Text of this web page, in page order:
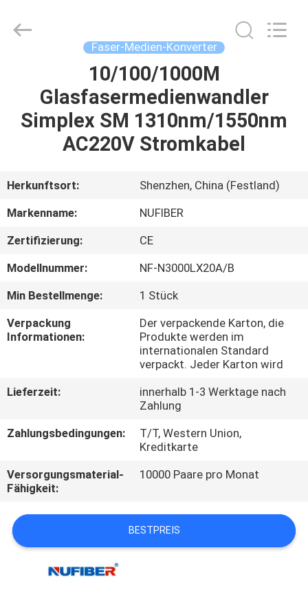
PRODUKTE
UNS
AUSFLUG
QUALITÄTSKONTROLLE
TRETEN
MIT
IN
NACHRICHTEN
FORDERN
Rights
Faser-Medien-Konverter
10/100/1000M
Glasfasermedienwandler
Simplex SM 1310nm/1550nm
AC220V Stromkabel
Herkunftsort:
Shenzhen, China (Festland)
Markenname:
NUFIBER
Zertifizierung:
CE
Modellnummer:
NF-N3000LX20A/B
Min Bestellmenge:
1 Stück
Verpackung
Informationen:
Der verpackende Karton, die
Produkte werden im
internationalen Standard
verpackt. Jeder Karton wird
Lieferzeit:
innerhalb 1-3 Werktage nach
Zahlung
Zahlungsbedingungen:
T/T, Western Union,
Kreditkarte
Versorgungsmaterial-
Fähigkeit:
10000 Paare pro Monat
BESTPREIS